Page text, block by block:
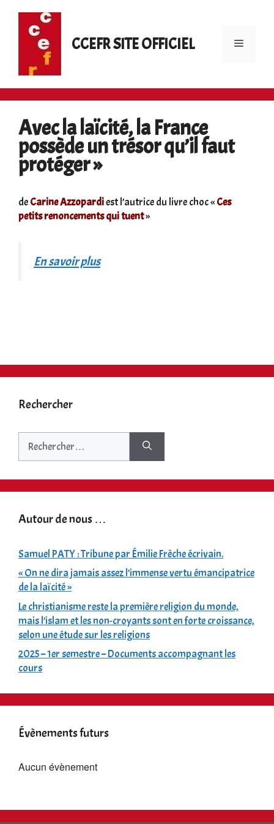
contenu
CCEFR SITE OFFICIEL Menu
Avec la laïcité, la France
possède un trésor qu’il faut
protéger »
deCarine Azzopardiest l’autrice du livre choc «Ces
petits renoncements qui tuent»
En savoir plus
Rechercher
Rechercher :
Autour de nous …
Samuel PATY : Tribune par Émilie Frèche écrivain.
« On ne dira jamais assez l’immense vertu émancipatrice
de la laïcité »
Le christianisme reste la première religion du monde,
mais l’islam et les non-croyants sont en forte croissance,
selon une étude sur les religions
2025 – 1er semestre – Documents accompagnant les
cours
Évènements futurs
Aucun évènement